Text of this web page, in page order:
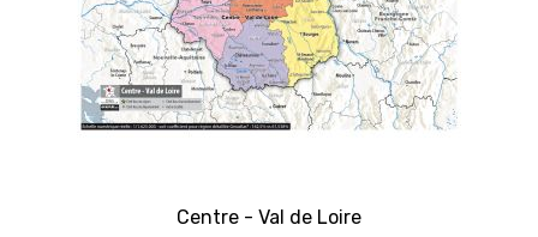
Centre - Val de Loire